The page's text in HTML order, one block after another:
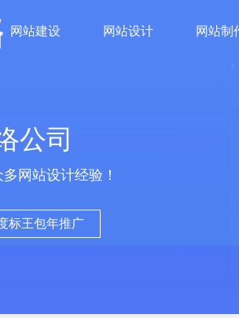
网站建设 网站设计 网站制
公司
网站设计经验！
标王包年推广